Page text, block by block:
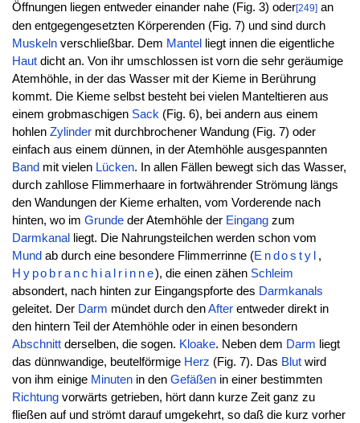
Öffnungen liegen entweder einander nahe (Fig. 3) oder[249]an
den entgegengesetzten Körperenden (Fig. 7) und sind durch
Muskelnverschließbar. Dem Mantel
liegt innen die eigentliche
Hautdicht an. Von ihr umschlossen ist vorn die sehr geräumige
Atemhöhle, in der das Wasser mit der Kieme in Berührung
kommt. Die Kieme selbst besteht bei vielen Manteltieren aus
einem grobmaschigen Sack(Fig. 6), bei andern aus einem
hohlen Zylindermit durchbrochener Wandung (Fig. 7) oder
einfach aus einem dünnen, in der Atemhöhle ausgespannten
Band mit vielen Lücken. In allen Fällen bewegt sich das Wasser,
durch zahllose Flimmerhaare in fortwährender Strömung längs
den Wandungen der Kieme erhalten, vom Vorderende nach
hinten, wo im Grundeder Atemhöhle der Eingangzum
Darmkanal
liegt. Die Nahrungsteilchen werden schon vom
Mund ab durch eine besondere Flimmerrinne (Endostyl ,
Hypobranchialrinne), die einen zähen Schleim
absondert, nach hinten zur Eingangspforte des Darmkanals
geleitet. Der Darm mündet durch denAfterentweder direkt in
den hintern Teil der Atemhöhle oder in einen besondern
Abschnittderselben, die sogen. Kloake. Neben dem Darm liegt
das dünnwandige, beutelförmige Herz (Fig. 7). Das Blutwird
von ihm einige Minutenin den Gefäßenin einer bestimmten
Richtungvorwärts getrieben, hört dann kurze Zeit ganz zu
fließen auf und strömt darauf umgekehrt, so daß die kurz vorher